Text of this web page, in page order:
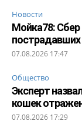
Новости
Мойка78:
пострадавших
07.08.2026 17:47
Общество
Эксперт
кошек
07.08.2026 17:29